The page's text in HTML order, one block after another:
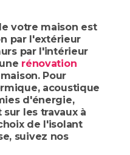
votre maison est
par l'extérieur
par l'intérieur
rénovation
Pour
acoustique
d'énergie,
les travaux à
de l'isolant
suivez nos